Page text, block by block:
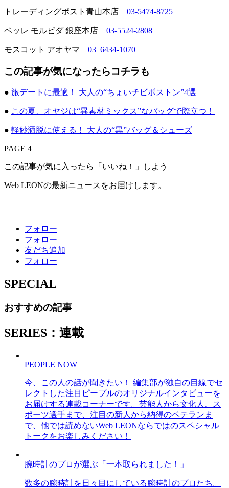
トレーディングポスト青山本店 03-5474-8725
ペッレ モルビダ 銀座本店 03-5524-2808
モスコット アオヤマ 03ｰ6434-1070
この記事が気になったらコチラも
● 旅デートに最適！ 大人の“ちょいチビボストン”4選
● この夏、オヤジは“異素材ミックス”なバッグで際立つ！
● 軽妙洒脱に使える！ 大人の“黒”バッグ＆シューズ
PAGE 4
この記事が気に入ったら「いいね！」しよう
Web LEONの最新ニュースをお届けします。
フォロー
フォロー
友だち追加
フォロー
SPECIAL
おすすめの記事
SERIES：連載
PEOPLE NOW
今、この人の話が聞きたい！ 編集部が独自の目線でセ
レクトした注目ピープルのオリジナルインタビューを
お届けする連載コーナーです。芸能人から文化人、ス
ポーツ選手まで、注目の新人から納得のベテランま
で、他では読めないWeb LEONならではのスペシャル
トークをお楽しみください！
腕時計のプロが選ぶ「一本取られました！」
数多の腕時計を日々目にしている腕時計のプロたち。